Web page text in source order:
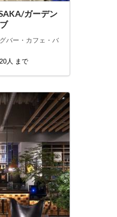
ガーデン
バー・カフェ・バ
人 まで